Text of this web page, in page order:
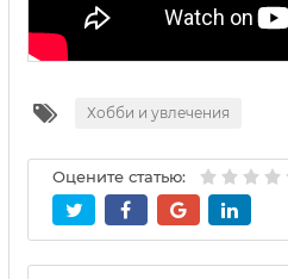
Хобби и увлечения
Оцените статью: